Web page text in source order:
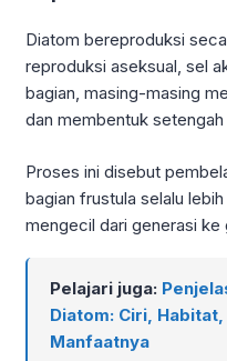
Diatom bereproduksi
reproduksi aseksual, sel
bagian, masing-masing
dan membentuk setengah
Proses ini disebut
bagian frustula selalu
mengecil dari generasi ke
Pelajari juga:
Diatom: Ciri,
Manfaatnya